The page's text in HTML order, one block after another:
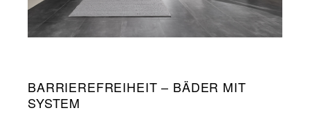
BARRIEREFREIHEIT – BÄDER MIT
SYSTEM